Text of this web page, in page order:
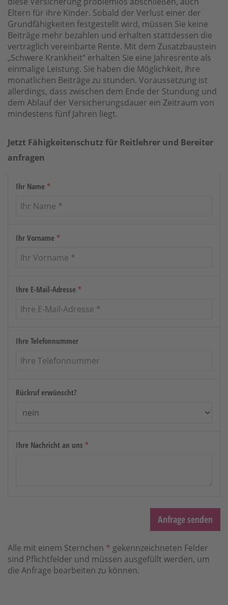
Eltern für ihre Kinder. Sobald der Verlust einer der
Grundfähigkeiten festgestellt wird, müssen Sie keine
Beiträge mehr bezahlen und erhalten stattdessen die
vertraglich vereinbarte Rente. Mit dem Zusatzbaustein
„Schwere Krankheit“ erhalten Sie eine Jahresrente als
einmalige Leistung. Sie haben die Möglichkeit, Ihre
monatlichen Beiträge zu stunden. Voraussetzung ist
allerdings, dass zwischen dem Ende der Stundung und
dem Ablauf der Versicherungsdauer ein Zeitraum von
mindestens fünf Jahren liegt.
Jetzt Fähigkeitenschutz für Reitlehrer und Bereiter
anfragen
Ihr Name *
Ihr Vorname *
Ihre E-Mail-Adresse *
Ihre Telefonnummer
Rückruf erwünscht?
Ihre Nachricht an uns *
Anfrage senden
Alle mit einem Sternchen * gekennzeichneten Felder
sind Pflichtfelder und müssen ausgefüllt werden, um
die Anfrage bearbeiten zu können.